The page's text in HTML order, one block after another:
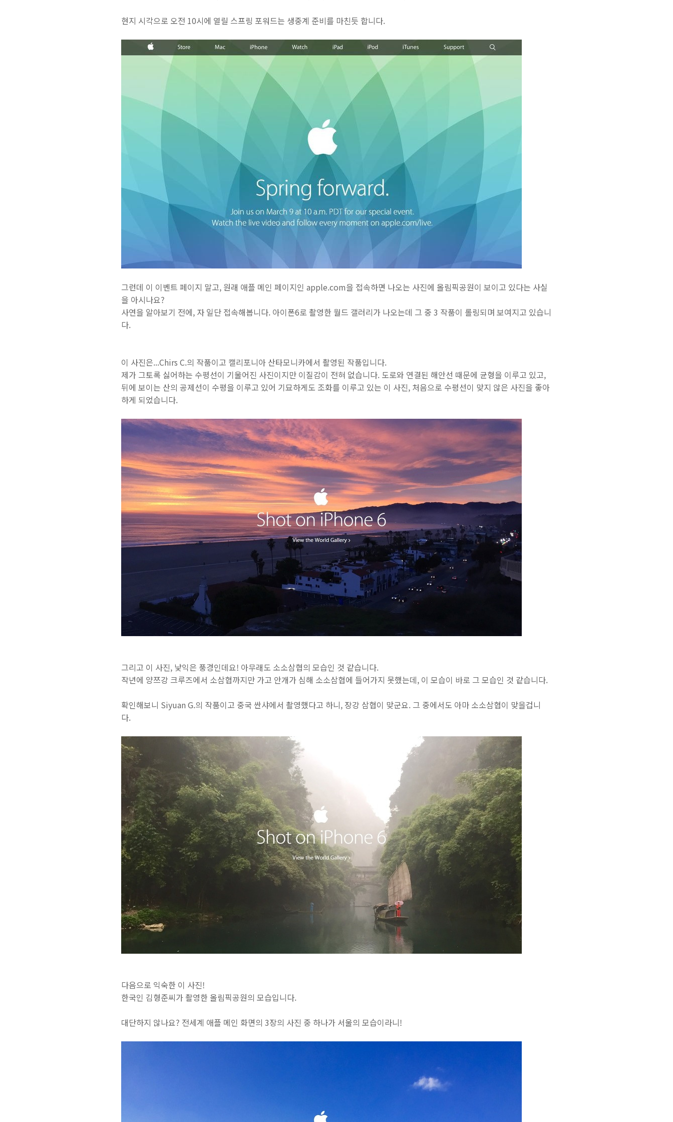
현지 시각으로 오전 10시에 열릴 스프링 포워드는 생중계 준비를 마친듯 합니다.
그런데 이 이벤트 페이지 말고, 원래 애플 메인 페이지인 apple.com을 접속하면 나오는 사진에 올림픽공원이 보이고 있다는 사실
을 아시나요?
사연을 알아보기 전에, 자 일단 접속해봅니다. 아이폰6로 촬영한 월드 갤러리가 나오는데 그 중 3 작품이 롤링되며 보여지고 있습니
다.
이 사진은...Chirs C.의 작품이고 캘리포니아 산타모니카에서 촬영된 작품입니다.
제가 그토록 싫어하는 수평선이 기울어진 사진이지만 이질감이 전혀 없습니다. 도로와 연결된 해안선 때문에 균형을 이루고 있고,
뒤에 보이는 산의 공제선이 수평을 이루고 있어 기묘하게도 조화를 이루고 있는 이 사진, 처음으로 수평선이 맞지 않은 사진을 좋아
하게 되었습니다.
그리고 이 사진, 낯익은 풍경인데요! 아무래도 소소삼협의 모습인 것 같습니다.
작년에 양쯔강 크루즈에서 소삼협까지만 가고 안개가 심해 소소삼협에 들어가지 못했는데, 이 모습이 바로 그 모습인 것 같습니다.
확인해보니 Siyuan G.의 작품이고 중국 싼샤에서 촬영했다고 하니, 장강 삼협이 맞군요. 그 중에서도 아마 소소삼협이 맞을겁니
다.
다음으로 익숙한 이 사진!
한국인 김형준씨가 촬영한 올림픽공원의 모습입니다.
대단하지 않나요? 전세계 애플 메인 화면의 3장의 사진 중 하나가 서울의 모습이라니!